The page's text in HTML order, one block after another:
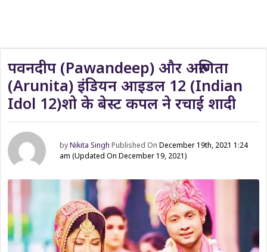
पवनदीप (Pawandeep) और अरुणिता
(Arunita) इंडियन आइडल 12 (Indian
Idol 12)शो के बेस्ट कपल ने रचाई शादी
byNikita Singh Published OnDecember 19th, 2021 1:24
am(Updated On December 19, 2021)